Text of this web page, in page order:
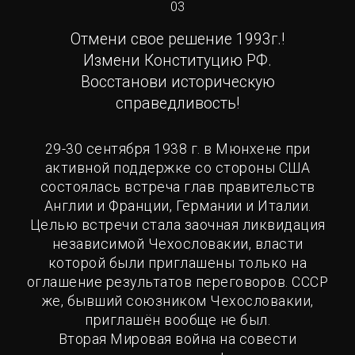
03
Отмени свое решение 1993г.!
Измени Конституцию РФ.
Восстанови историческую
справедливость!
29-30 сентября 1938 г. в Мюнхене при
активной поддержке со стороны США
состоялась встреча глав правительств
Англии и Франции, Германии и Италии.
Целью встречи стала заочная ликвидация
независимой Чехословакии, власти
которой были приглашены только на
оглашение результатов переговоров. СССР
же, бывший союзником Чехословакии,
приглашён вообще не был.
Вторая Мировая война на совести